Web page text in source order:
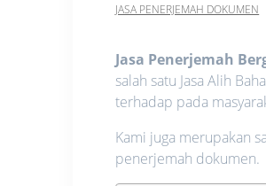
JASA PENERJEMAH DOKUMEN
Jasa Penerjemah
salah satu Jasa Alih
terhadap pada
Kami juga merupakan
penerjemah dokumen.